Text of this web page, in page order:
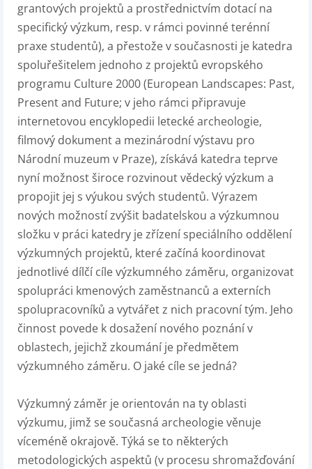
grantových projektů a prostřednictvím dotací na
specifický výzkum, resp. v rámci povinné terénní
praxe studentů), a přestože v současnosti je katedra
spoluřešitelem jednoho z projektů evropského
programu Culture 2000 (European Landscapes: Past,
Present and Future; v jeho rámci připravuje
internetovou encyklopedii letecké archeologie,
filmový dokument a mezinárodní výstavu pro
Národní muzeum v Praze), získává katedra teprve
nyní možnost široce rozvinout vědecký výzkum a
propojit jej s výukou svých studentů. Výrazem
nových možností zvýšit badatelskou a výzkumnou
složku v práci katedry je zřízení speciálního oddělení
výzkumných projektů, které začíná koordinovat
jednotlivé dílčí cíle výzkumného záměru, organizovat
spolupráci kmenových zaměstnanců a externích
spolupracovníků a vytvářet z nich pracovní tým. Jeho
činnost povede k dosažení nového poznání v
oblastech, jejichž zkoumání je předmětem
výzkumného záměru. O jaké cíle se jedná?
Výzkumný záměr je orientován na ty oblasti
výzkumu, jimž se současná archeologie věnuje
víceméně okrajově. Týká se to některých
metodologických aspektů (v procesu shromažďování